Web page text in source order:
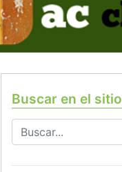
Buscar en el sitio